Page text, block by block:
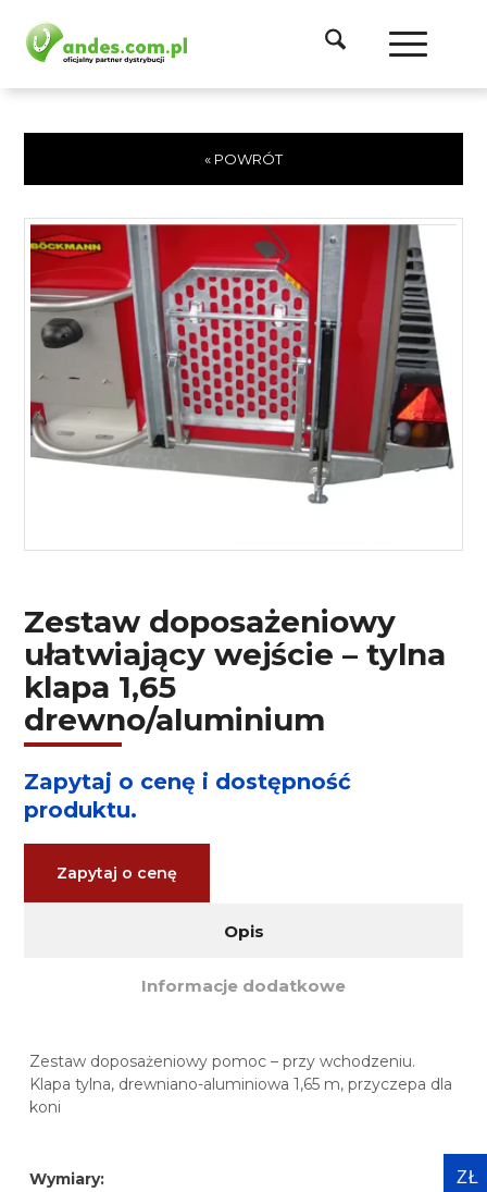
« POWRÓT
Zestaw doposażeniowy
ułatwiający wejście – tylna
klapa 1,65
drewno/aluminium
Zapytaj o cenę i dostępność
produktu.
Zapytaj o cenę
Opis
Informacje dodatkowe
Zestaw doposażeniowy pomoc – przy wchodzeniu.
Klapa tylna, drewniano-aluminiowa 1,65 m, przyczepa dla
koni
Wymiary:
ZŁ